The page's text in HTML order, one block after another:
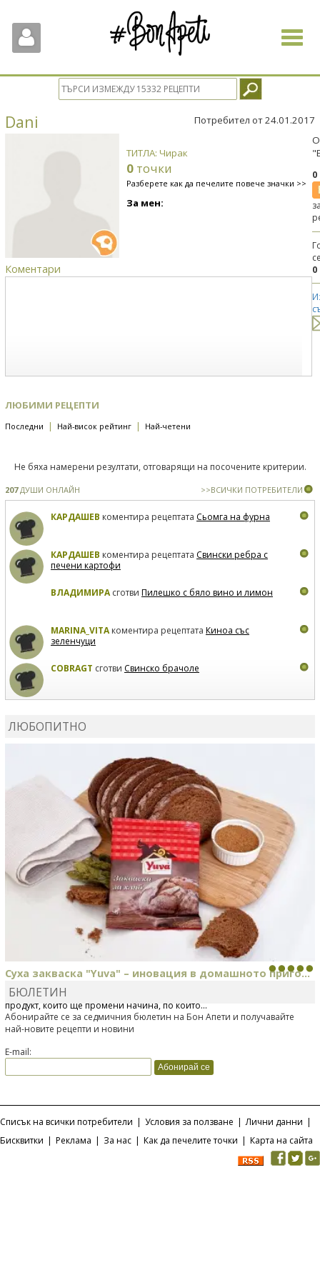
Toggle
Dani Потребител от 24.01.2017
ТИТЛА: Чирак
0 точки
Разберете как да печелите повече значки >>
За мен:
Коментари
0
ЛЮБИМИ РЕЦЕПТИ
Последни | Най-висок рейтинг | Най-четени
Не бяха намерени резултати, отговарящи на посочените критерии.
207ДУШИ ОНЛАЙН >>ВСИЧКИ ПОТРЕБИТЕЛИ
КАРДАШЕВ коментира рецептата Сьомга на фурна
КАРДАШЕВ коментира рецептата Свински ребра с
печени картофи
ВЛАДИМИРАсготви Пилешко с бяло вино и лимон
MARINA_VITAкоментира рецептата Киноа със
зеленчуци
COBRAGT сготви Свинско брачоле
ЛЮБОПИТНО
Суха закваска "Yuva" – иновация в домашното приго...
Отскоро Лесафр България стартира предлагането на изцяло нов
продукт, който ще промени начина, по който...
БЮЛЕТИН
Абонирайте се за седмичния бюлетин на Бон Апети и получавайте
най-новите рецепти и новини
E-mail:
Списък на всички потребители | Условия за ползване | Лични данни |
Бисквитки | Реклама | За нас | Как да печелите точки | Карта на сайта